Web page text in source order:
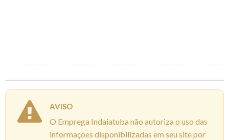
AVISO
O Emprega Indaiatuba não autoriza o uso das
informações disponibilizadas em seu site por